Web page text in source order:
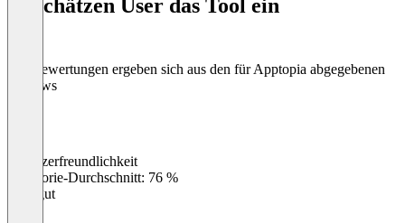
So schätzen User das Tool ein
Die Bewertungen ergeben sich aus den für Apptopia abgegebenen
Reviews
Benutzerfreundlichkeit
Kategorie-Durchschnitt: 76 %
Sehr gut